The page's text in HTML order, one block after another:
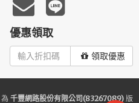
優惠領取
領取優惠
為 千豐網路股份有限公司(83267089) 版